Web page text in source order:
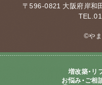
〒596-0821 大阪府岸和
©や
増改築・リ
お悩み・ご